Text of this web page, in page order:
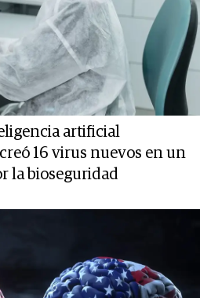
artificial
16 virus nuevos en un
la bioseguridad